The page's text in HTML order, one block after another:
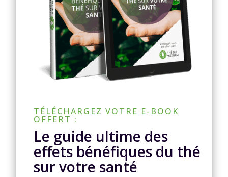
TÉLÉCHARGEZ VOTRE E-BOOK
OFFERT :
Le guide ultime des
effets bénéfiques du thé
sur votre santé